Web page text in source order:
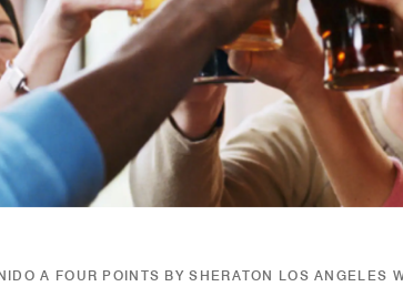
A FOUR POINTS BY SHERATON LOS ANGELES